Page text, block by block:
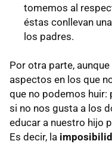
tomemos al
éstas conllevan
los padres.
Por otra parte,
aspectos en los que
que no podemos huir:
si no nos gusta a los
educar a nuestro hijo
Es decir, la